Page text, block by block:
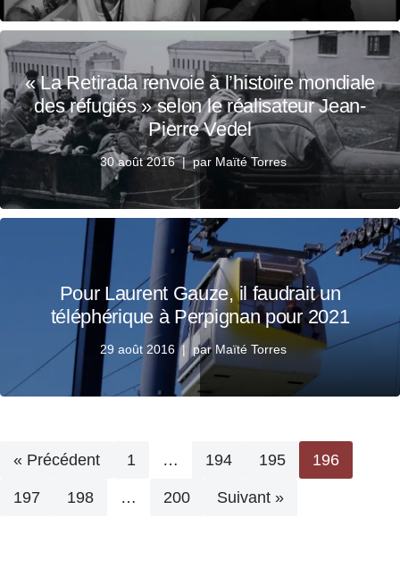
« La Retirada renvoie à l’histoire mondiale
des réfugiés » selon le réalisateur Jean-
Pierre Vedel
30 août 2016 par Maïté Torres
Pour Laurent Gauze, il faudrait un
téléphérique à Perpignan pour 2021
29 août 2016 parMaïté Torres
« Précédent 1 … 194 195 196
197 198 … 200 Suivant »